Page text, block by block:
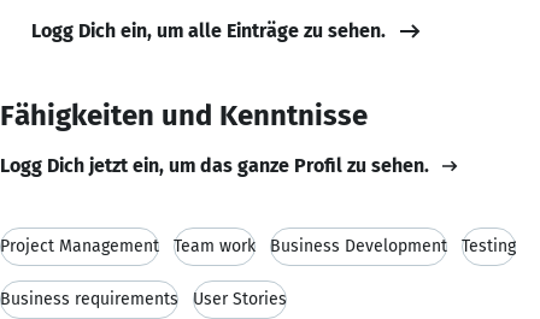
Logg Dich ein, um alle Einträge zu sehen.
Fähigkeiten und Kenntnisse
Logg Dich jetzt ein, um das ganze Profil zu sehen.
Project Management Team work Business Development Testing
Business requirements User Stories